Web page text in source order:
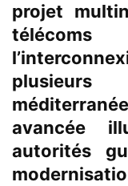
projet
avancée
autorités